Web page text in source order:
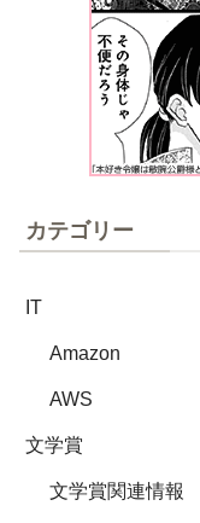
カテゴリー
IT
Amazon
AWS
文学賞
文学賞関連情報